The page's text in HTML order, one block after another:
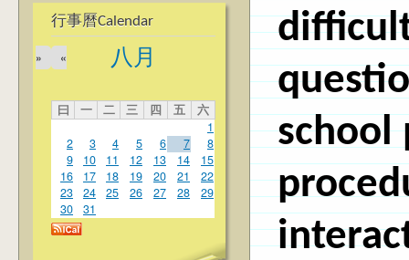
行事曆Calendar
八月
«
»
曰 一 二 三 四 五
六
1
2
3 4 5 6 7
8
9
10 11 12 13 14
15
16
17 18 19 20 21
22
23
24 25 26 27 28
29
30
31
school